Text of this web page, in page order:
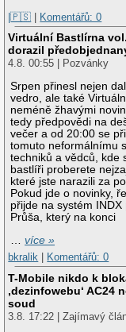
|🇵🇸 | Komentářů: 0
Virtuální Bastlírna
dorazil
4.8. 00:55 | Pozvánky
Srpen přinesl nejen
vedro, ale také
neméně žhavými
tedy předpovědi na
večer a od 20:00 se
tomuto neformálnímu
techniků a vědců, kde
bastlíři proberete
které jste narazili za
Pokud jde o novinky,
přijde na systém INDX
Průša, který na konci
…více »
bkralik
Komentářů: 0
T-Mobile nikdo k
‚dezinfowebu‘ AC24
soud
3.8. 17:22 | Zajímavý